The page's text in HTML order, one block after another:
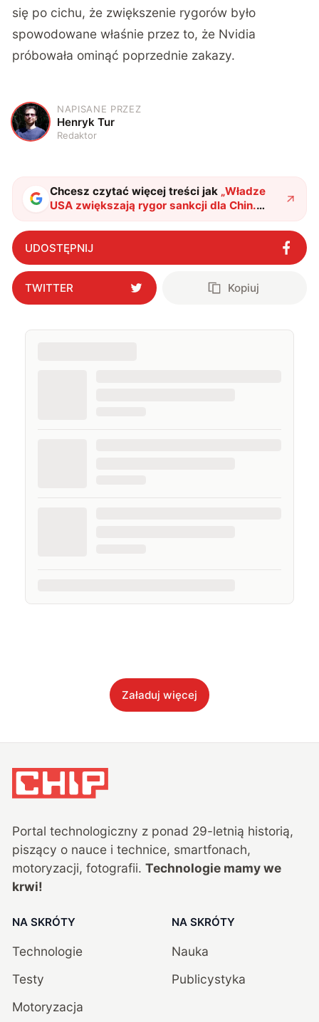
się po cichu, że zwiększenie rygorów było
spowodowane właśnie przez to, że Nvidia
próbowała ominąć poprzednie zakazy.
H
NAPISANE PRZEZ
Henryk Tur
Redaktor
Chcesz czytać więcej treści jak „Władze
USA zwiększają rygor sankcji dla Chin.
Nvidia będzie niepocieszona"?
UDOSTĘPNIJ
TWITTER Kopiuj
Załaduj więcej
Portal technologiczny z ponad 29-letnią historią,
piszący o nauce i technice, smartfonach,
motoryzacji, fotografii. Technologie mamy we
krwi!
NA SKRÓTY
Technologie
Testy
Motoryzacja
NA SKRÓTY
Nauka
Publicystyka